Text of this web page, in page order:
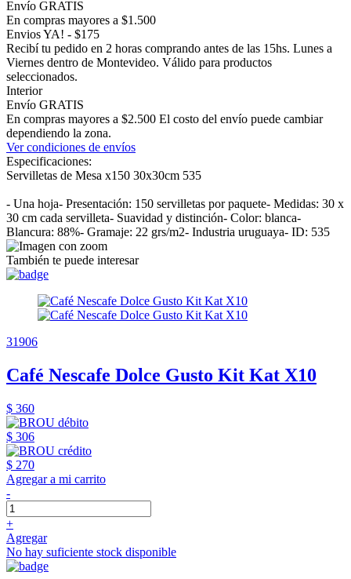
Envío GRATIS
En compras mayores a $1.500
Envios YA! - $175
Recibí tu pedido en 2 horas comprando antes de las 15hs. Lunes a
Viernes dentro de Montevideo. Válido para productos
seleccionados.
Interior
Envío GRATIS
En compras mayores a $2.500 El costo del envío puede cambiar
dependiendo la zona.
Ver condiciones de envíos
Especificaciones:
Servilletas de Mesa x150 30x30cm 535
- Una hoja- Presentación: 150 servilletas por paquete- Medidas: 30 x
30 cm cada servilleta- Suavidad y distinción- Color: blanca-
Blancura: 88%- Gramaje: 22 grs/m2- Industria uruguaya- ID: 535
También te puede interesar
31906
Café Nescafe Dolce Gusto Kit Kat X10
$ 360
$ 306
$ 270
Agregar a mi carrito
-
+
Agregar
No hay suficiente stock disponible